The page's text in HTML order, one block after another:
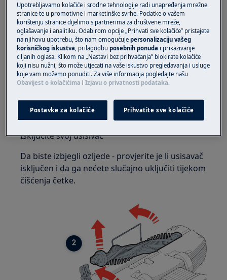
Isključite svoj usisivač
Da biste izbjegli ozljede - provjerite je li usisavač
isključen i da ga nećete slučajno uključiti tijekom
čišćenja četke.
Upotrebljavamo kolačiće i srodne tehnologije radi unapređenja mrežne
stranice te u promotivne i marketinške svrhe. Podatke o vašem
korištenju stranice dijelimo s partnerima za društvene mreže,
oglašavanje i analitiku. Odabirom opcije „Prihvati sve kolačiće” pristajete
na njihovu upotrebu, što nam omogućujepersonalizaciju vašeg
korisničkog iskustva , prilagodbuposebnih ponuda i prikazivanje
ciljanih oglasa. Klikom na „Nastavi bez prihvaćanja” blokirate kolačiće
koji nisu nužni, što može utjecati na vaše iskustvo pregledavanja i usluge
koje vam možemo ponuditi. Za više informacija pogledajte našu
Obavijest o kolačićima iIzjavu o privatnosti podataka.
Postavke za kolačiće Prihvatite sve kolačiće